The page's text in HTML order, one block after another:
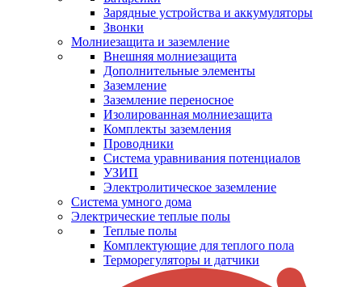
Зарядные устройства и аккумуляторы
Звонки
Молниезащита и заземление
Внешняя молниезащита
Дополнительные элементы
Заземление
Заземление переносное
Изолированная молниезащита
Комплекты заземления
Проводники
Система уравнивания потенциалов
УЗИП
Электролитическое заземление
Система умного дома
Электрические теплые полы
Теплые полы
Комплектующие для теплого пола
Терморегуляторы и датчики